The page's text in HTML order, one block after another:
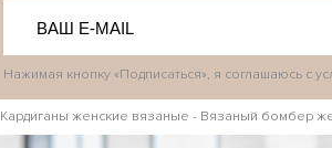
Нажимая кнопку «Подписаться», я соглашаюсь с
Кардиганы женские вязаные - Вязаный бомбер